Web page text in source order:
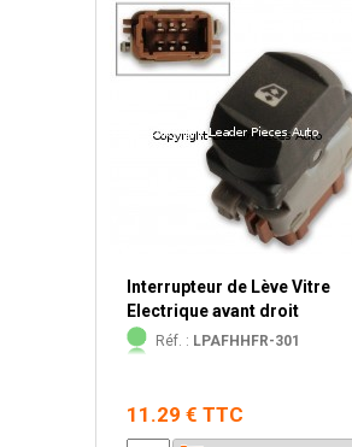
Interrupteur de Lève Vitre
Electrique avant droit
Réf. : LPAFHHFR-301
11.29 € TTC